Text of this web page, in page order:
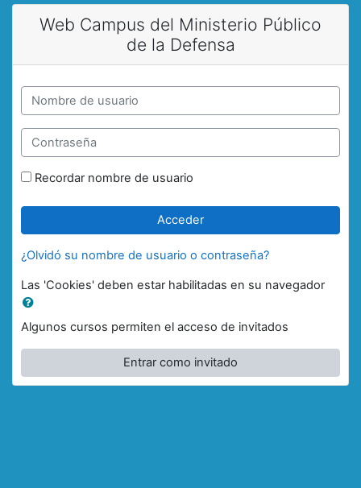
Salta al contenido principal
Web Campus del Ministerio Público
de la Defensa
Nombre de usuario
Contraseña
Recordar nombre de usuario
Acceder
¿Olvidó su nombre de usuario o contraseña?
Las 'Cookies' deben estar habilitadas en su navegador
Algunos cursos permiten el acceso de invitados
Entrar como invitado